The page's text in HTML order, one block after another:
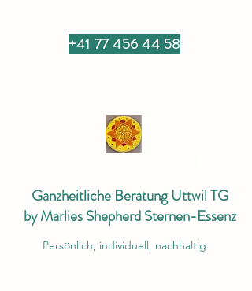
Ganzheitliche Beratung Uttwil TG
by Marlies Shepherd Sternen-Essenz
Persönlich, individuell, nachhaltig
+41 77 456 44 58